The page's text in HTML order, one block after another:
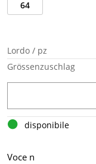
64
Lordo / pz
Grössenzuschlag
disponibile
Voce n